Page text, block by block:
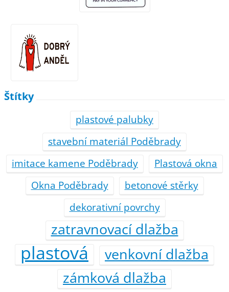
Štítky
plastové palubky
stavební materiál Poděbrady
imitace kamene Poděbrady
Plastová okna
Okna Poděbrady
betonové stěrky
dekorativní povrchy
zatravnovací dlažba
plastová
venkovní dlažba
zámková dlažba